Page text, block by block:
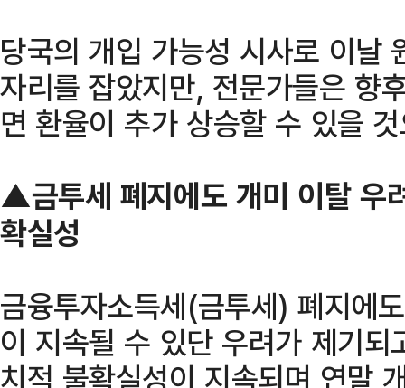
당국의 개입 가능성 시사로 이날
자리를 잡았지만, 전문가들은 향
면 환율이 추가 상승할 수 있을
▲금투세 폐지에도 개미 이탈 우
확실성
금융투자소득세(금투세) 폐지에
이 지속될 수 있단 우려가 제기
치적 불확실성이 지속되며 연말